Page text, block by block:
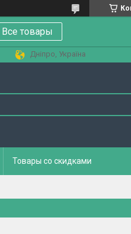
Все товары
Дніпро, Україна
Товары со скидками